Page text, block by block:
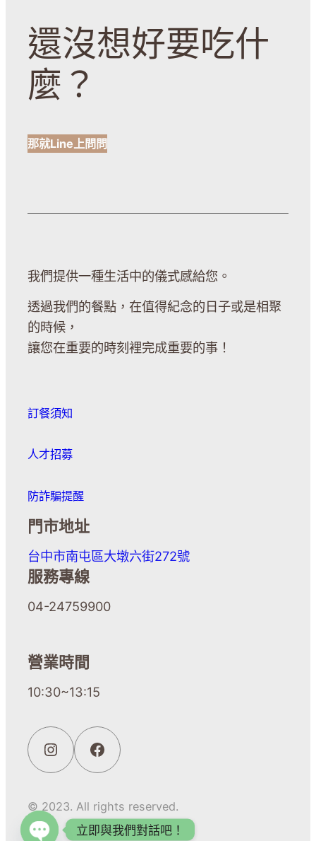
還沒想好要吃什
麼？
那就Line上問問
我們提供一種生活中的儀式感給您。
透過我們的餐點，在值得紀念的日子或是相聚
的時候，
讓您在重要的時刻裡完成重要的事！
訂餐須知
人才招募
防詐騙提醒
門市地址
台中市南屯區大墩六街272號
服務專線
04-24759900
營業時間
10:30~13:15
© 2023. All rights reserved.
立即與我們對話吧！